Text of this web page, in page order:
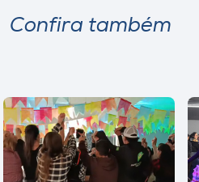
Confira também